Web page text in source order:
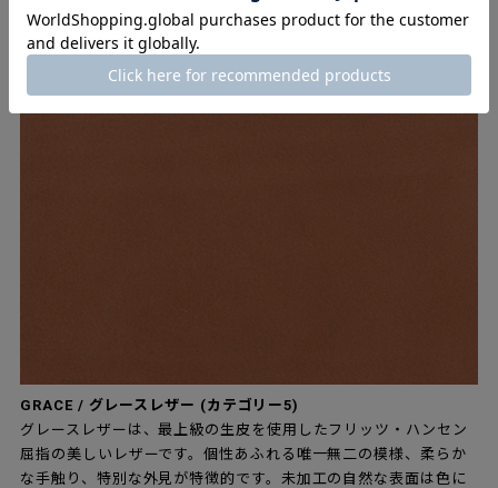
座面はカテゴリー5からお選びいただけます
▶レザーの詳細はこちらから。
GRACE / グレースレザー (カテゴリー5)
グレースレザーは、最上級の生皮を使用したフリッツ・ハンセン
屈指の美しいレザーです。個性あふれる唯一無二の模様、柔らか
な手触り、特別な外見が特徴的です。未加工の自然な表面は色に